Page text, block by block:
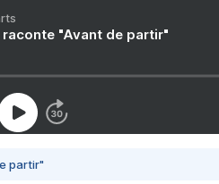
raconte "Avant de partir"
partir"